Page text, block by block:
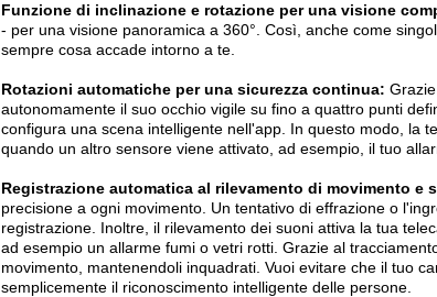
Funzione di inclinazione e rotazione per una visione
- per una visione panoramica a 360°. Così, anche come
sempre cosa accade intorno a te.
Rotazioni automatiche per una sicurezza continua:
autonomamente il suo occhio vigile su fino a quattro punti
configura una scena intelligente nell'app. In questo modo, la
quando un altro sensore viene attivato, ad esempio, il tuo
Registrazione automatica al rilevamento di movimento e
precisione a ogni movimento. Un tentativo di effrazione o
registrazione. Inoltre, il rilevamento dei suoni attiva la tua
ad esempio un allarme fumi o vetri rotti. Grazie al
movimento, mantenendoli inquadrati. Vuoi evitare che il tuo
semplicemente il riconoscimento intelligente delle persone.